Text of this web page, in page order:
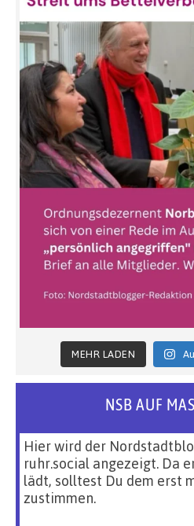
MEHR LADEN
NSB AUF
Hier wird der
ruhr.social angezeigt. Da
lädt, solltest Du dem erst
zustimmen.